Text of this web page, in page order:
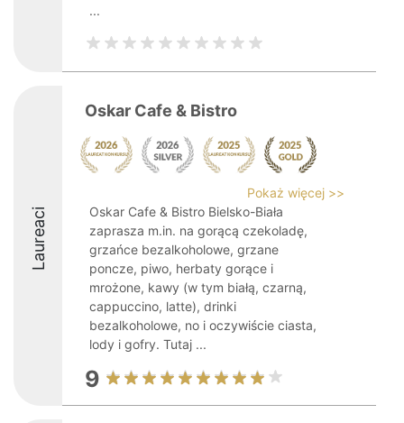
...
Laureaci
Oskar Cafe & Bistro
Pokaż więcej >>
Oskar Cafe & Bistro Bielsko-Biała
zaprasza m.in. na gorącą czekoladę,
grzańce bezalkoholowe, grzane
poncze, piwo, herbaty gorące i
mrożone, kawy (w tym białą, czarną,
cappuccino, latte), drinki
bezalkoholowe, no i oczywiście ciasta,
lody i gofry. Tutaj ...
9